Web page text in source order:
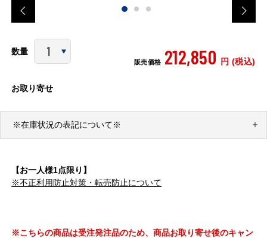
数量
販売価格 212,850 円 (税込)
お取り寄せ
※在庫状況の表記について※
【お一人様1点限り】
※不正利用防止対策・転売防止について
※こちらの商品は受注発注品のため、商品お取り寄せ後のキャン